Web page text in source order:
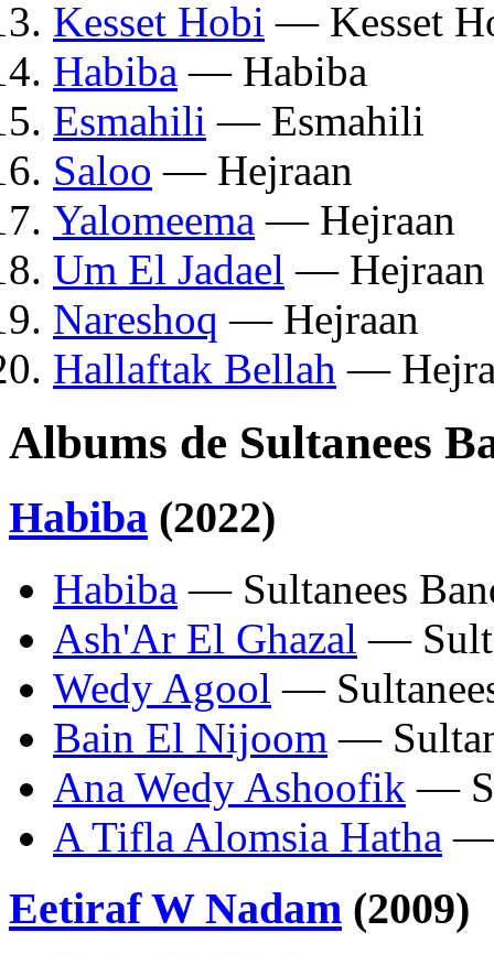
Kesset Hobi — Kesset
Habiba — Habiba
Esmahili — Esmahili
Saloo — Hejraan
Yalomeema — Hejraan
Um El Jadael — Hejraan
Nareshoq — Hejraan
Hallaftak Bellah —
Albums de Sultanees
Habiba (2022)
Habiba — Sultanees
Ash'Ar El Ghazal —
Wedy Agool —
Bain El Nijoom —
Ana Wedy Ashoofik —
A Tifla Alomsia Hatha —
Eetiraf W Nadam (2009)